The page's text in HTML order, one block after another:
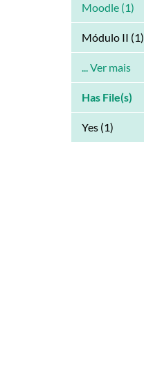
Moodle (1)
Módulo II (1)
... Ver mais
Has File(s)
Yes (1)